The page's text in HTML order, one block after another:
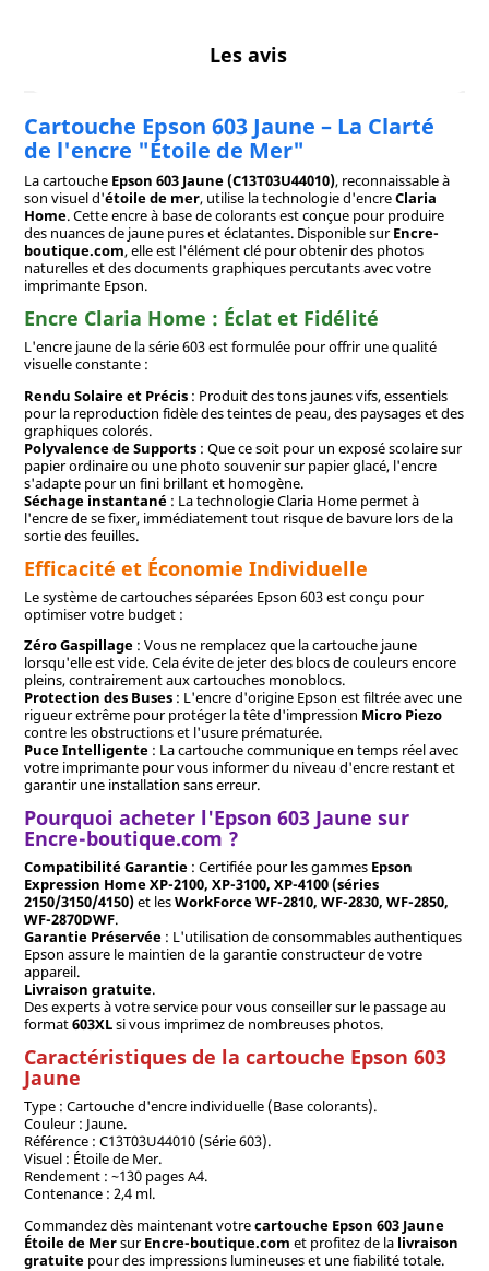
Les avis
Cartouche Epson 603 Jaune – La Clarté
de l'encre "Étoile de Mer"
La cartouche Epson 603 Jaune (C13T03U44010), reconnaissable à
son visuel d'étoile de mer, utilise la technologie d'encreClaria
Home. Cette encre à base de colorants est conçue pour produire
des nuances de jaune pures et éclatantes. Disponible surEncre-
boutique.com, elle est l'élément clé pour obtenir des photos
naturelles et des documents graphiques percutants avec votre
imprimante Epson.
Encre Claria Home : Éclat et Fidélité
L'encre jaune de la série 603 est formulée pour offrir une qualité
visuelle constante :
Rendu Solaire et Précis: Produit des tons jaunes vifs, essentiels
pour la reproduction fidèle des teintes de peau, des paysages et des
graphiques colorés.
Polyvalence de Supports: Que ce soit pour un exposé scolaire sur
papier ordinaire ou une photo souvenir sur papier glacé, l'encre
s'adapte pour un fini brillant et homogène.
Séchage instantané: La technologie Claria Home permet à
l'encre de se fixer, immédiatement tout risque de bavure lors de la
sortie des feuilles.
Efficacité et Économie Individuelle
Le système de cartouches séparées Epson 603 est conçu pour
optimiser votre budget :
Zéro Gaspillage: Vous ne remplacez que la cartouche jaune
lorsqu'elle est vide. Cela évite de jeter des blocs de couleurs encore
pleins, contrairement aux cartouches monoblocs.
Protection des Buses: L'encre d'origine Epson est filtrée avec une
rigueur extrême pour protéger la tête d'impression Micro Piezo
contre les obstructions et l'usure prématurée.
Puce Intelligente: La cartouche communique en temps réel avec
votre imprimante pour vous informer du niveau d'encre restant et
garantir une installation sans erreur.
Pourquoi acheter l'Epson 603 Jaune sur
Encre-boutique.com ?
Compatibilité Garantie: Certifiée pour les gammes Epson
Expression Home XP-2100, XP-3100, XP-4100 (séries
2150/3150/4150)et lesWorkForce WF-2810, WF-2830, WF-2850,
WF-2870DWF.
Garantie Préservée: L'utilisation de consommables authentiques
Epson assure le maintien de la garantie constructeur de votre
appareil.
Livraison gratuite.
Des experts à votre service pour vous conseiller sur le passage au
format603XLsi vous imprimez de nombreuses photos.
Caractéristiques de la cartouche Epson 603
Jaune
Type : Cartouche d'encre individuelle (Base colorants).
Couleur : Jaune.
Référence : C13T03U44010 (Série 603).
Visuel : Étoile de Mer.
Rendement : ~130 pages A4.
Contenance : 2,4 ml.
Commandez dès maintenant votrecartouche Epson 603 Jaune
Étoile de MersurEncre-boutique.com et profitez de la livraison
gratuitepour des impressions lumineuses et une fiabilité totale.